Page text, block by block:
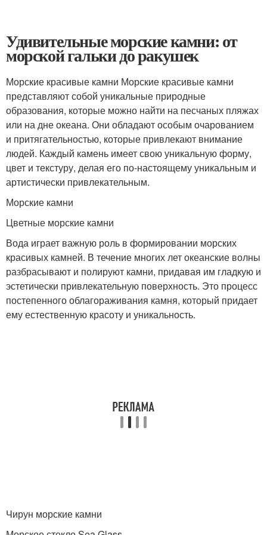
Удивительные морские камни: от
морской гальки до ракушек
Морские красивые камни Морские красивые камни
представляют собой уникальные природные
образования, которые можно найти на песчаных пляжах
или на дне океана. Они обладают особым очарованием
и притягательностью, которые привлекают внимание
людей. Каждый камень имеет свою уникальную форму,
цвет и текстуру, делая его по-настоящему уникальным и
артистически привлекательным.
Морские камни
Цветные морские камни
Вода играет важную роль в формировании морских
красивых камней. В течение многих лет океанские волны
разбрасывают и полируют камни, придавая им гладкую и
эстетически привлекательную поверхность. Это процесс
постепенного облагораживания камня, который придает
ему естественную красоту и уникальность.
Чирун морские камни